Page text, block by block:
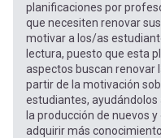
planificaciones por
que necesiten renovar
motivar a los/as
lectura, puesto que esta
aspectos buscan renovar
partir de la motivación
estudiantes,
la producción de nuevos
adquirir más